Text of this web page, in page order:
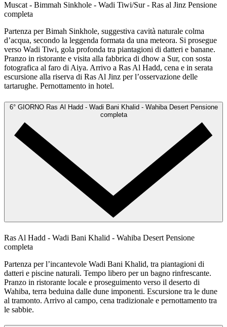
Muscat - Bimmah Sinkhole - Wadi Tiwi/Sur - Ras al Jinz Pensione
completa
Partenza per Bimah Sinkhole, suggestiva cavità naturale colma
d’acqua, secondo la leggenda formata da una meteora. Si prosegue
verso Wadi Tiwi, gola profonda tra piantagioni di datteri e banane.
Pranzo in ristorante e visita alla fabbrica di dhow a Sur, con sosta
fotografica al faro di Aiya. Arrivo a Ras Al Hadd, cena e in serata
escursione alla riserva di Ras Al Jinz per l’osservazione delle
tartarughe. Pernottamento in hotel.
6° GIORNO Ras Al Hadd - Wadi Bani Khalid - Wahiba Desert Pensione
completa
Ras Al Hadd - Wadi Bani Khalid - Wahiba Desert Pensione
completa
Partenza per l’incantevole Wadi Bani Khalid, tra piantagioni di
datteri e piscine naturali. Tempo libero per un bagno rinfrescante.
Pranzo in ristorante locale e proseguimento verso il deserto di
Wahiba, terra beduina dalle dune imponenti. Escursione tra le dune
al tramonto. Arrivo al campo, cena tradizionale e pernottamento tra
le sabbie.